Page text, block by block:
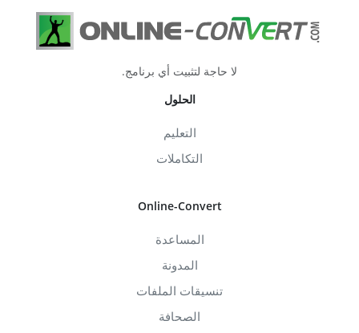
لا حاجة لتثبيت أي برنامج.
الحلول
التعليم
التكاملات
Online-Convert
المساعدة
المدونة
تنسيقات الملفات
الصحافة